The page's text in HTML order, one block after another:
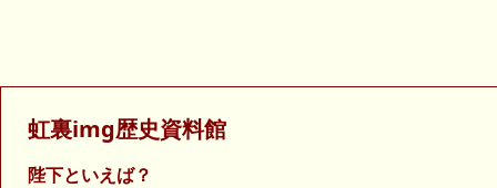
虹裏img歴史資料館
陛下といえば？